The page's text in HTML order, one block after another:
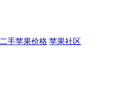
二手苹果价格 苹果社区